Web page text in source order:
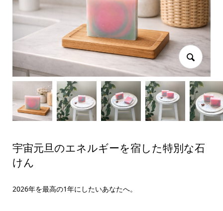
宇宙元旦のエネルギーを宿した特別な石
けん
2026年を最高の1年にしたいあなたへ。